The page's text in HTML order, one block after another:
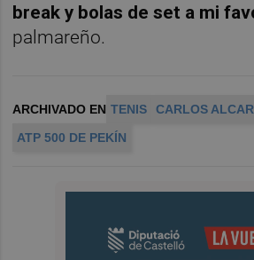
break y bolas de set a mi
palmareño.
ARCHIVADO EN TENIS
CARLOS
ATP 500 DE PEKÍN